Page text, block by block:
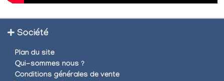
Société
Plan du site
Qui-sommes nous ?
Conditions générales de vente